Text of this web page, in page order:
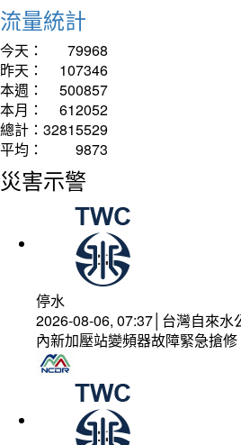
流量統計
今天：
79968
昨天：
107346
本週：
500857
本月：
612052
總計： 32815529
平均：
9873
災害示警
停水
2026-08-06, 07:37│台灣自來水
內新加壓站變頻器故障緊急搶修